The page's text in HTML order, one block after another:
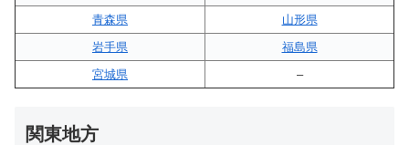
青森県
山形県
岩手県
福島県
宮城県
–
関東地方